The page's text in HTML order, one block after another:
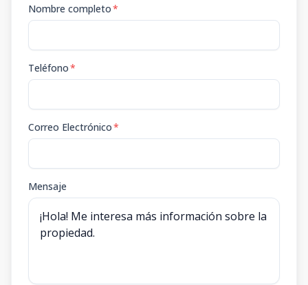
Nombre completo*
Teléfono*
Correo Electrónico*
Mensaje